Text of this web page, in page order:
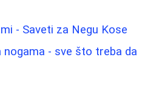
- Saveti za Negu Kose
- sve što treba da